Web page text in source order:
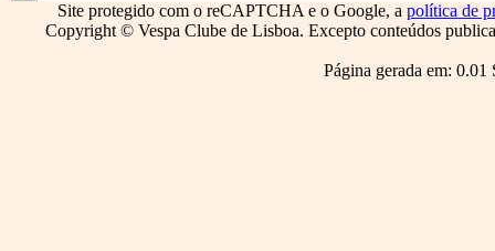
Site protegido com o reCAPTCHA e o Google, a política de
Copyright © Vespa Clube de Lisboa. Excepto conteúdos
Página gerada em: 0.01